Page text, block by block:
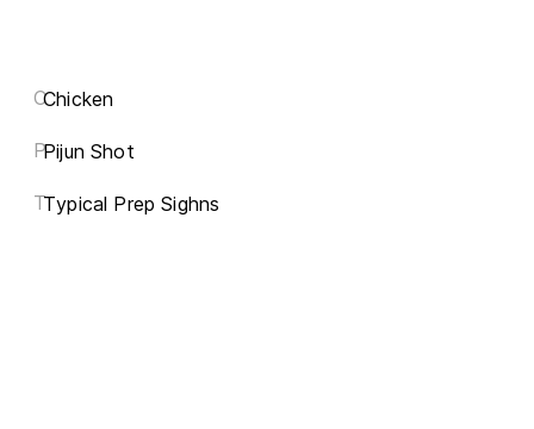
CChicken
PPijun Shot
TTypical Prep Sighns